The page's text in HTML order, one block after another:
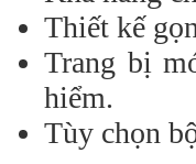
Thiết kế
Trang bị
hiểm.
Tùy chọn